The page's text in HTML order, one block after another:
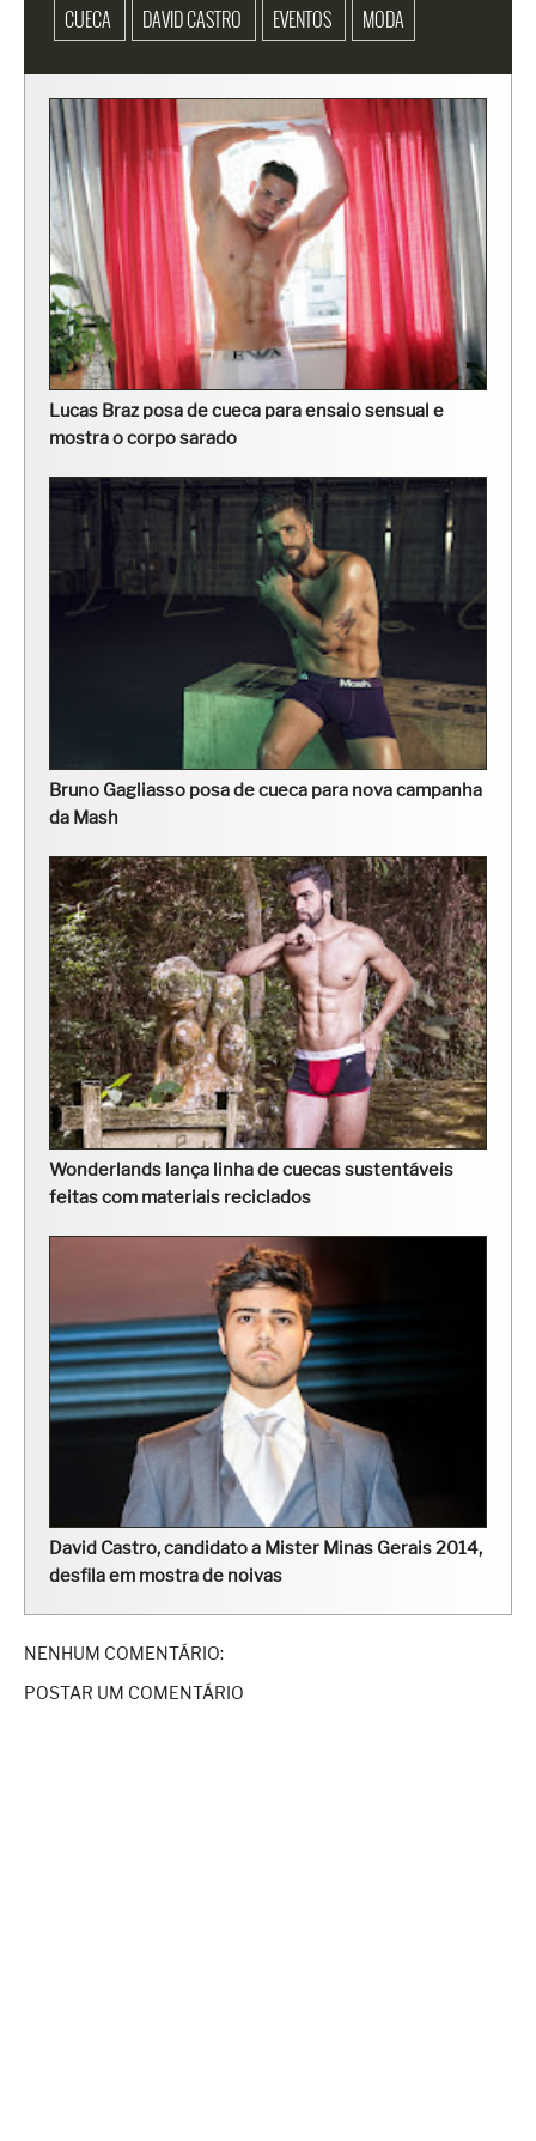
CUECA DAVID CASTRO EVENTOS MODA
Lucas Braz posa de cueca para ensaio sensual e
mostra o corpo sarado
Bruno Gagliasso posa de cueca para nova campanha
da Mash
Wonderlands lança linha de cuecas sustentáveis
feitas com materiais reciclados
David Castro, candidato a Mister Minas Gerais 2014,
desfila em mostra de noivas
NENHUM COMENTÁRIO:
POSTAR UM COMENTÁRIO